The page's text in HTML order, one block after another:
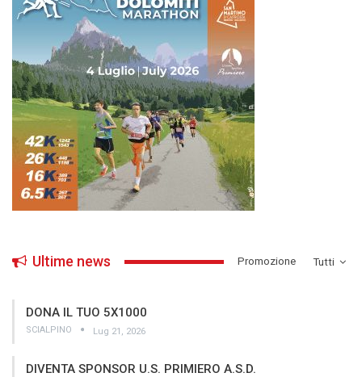
Tutti
Ultime news ­Promozione
DONA IL TUO 5X1000
SCIALPINO Lug 21, 2026
DIVENTA SPONSOR U.S. PRIMIERO A.S.D.